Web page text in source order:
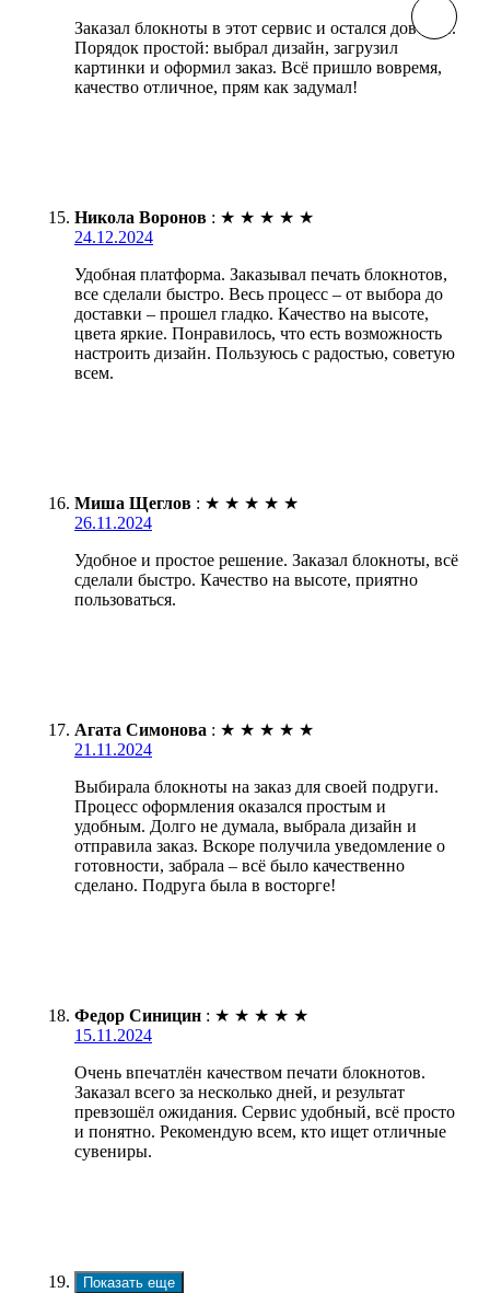
Заказал блокноты в этот сервис и остался доволен.
Порядок простой: выбрал дизайн, загрузил
картинки и оформил заказ. Всё пришло вовремя,
качество отличное, прям как задумал!
Никола Воронов : ★ ★ ★ ★ ★
24.12.2024
Удобная платформа. Заказывал печать блокнотов,
все сделали быстро. Весь процесс – от выбора до
доставки – прошел гладко. Качество на высоте,
цвета яркие. Понравилось, что есть возможность
настроить дизайн. Пользуюсь с радостью, советую
всем.
Миша Щеглов : ★ ★ ★ ★ ★
26.11.2024
Удобное и простое решение. Заказал блокноты, всё
сделали быстро. Качество на высоте, приятно
пользоваться.
Агата Симонова : ★ ★ ★ ★ ★
21.11.2024
Выбирала блокноты на заказ для своей подруги.
Процесс оформления оказался простым и
удобным. Долго не думала, выбрала дизайн и
отправила заказ. Вскоре получила уведомление о
готовности, забрала – всё было качественно
сделано. Подруга была в восторге!
Федор Синицин : ★ ★ ★ ★ ★
15.11.2024
Очень впечатлён качеством печати блокнотов.
Заказал всего за несколько дней, и результат
превзошёл ожидания. Сервис удобный, всё просто
и понятно. Рекомендую всем, кто ищет отличные
сувениры.
Показать еще